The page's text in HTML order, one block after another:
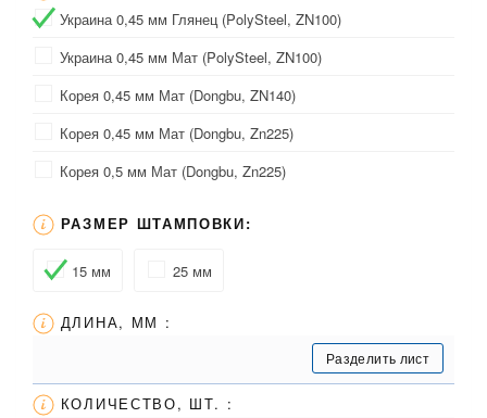
Украина 0,45 мм Глянец (PolySteel, ZN100)
Украина 0,45 мм Мат (PolySteel, ZN100)
Корея 0,45 мм Мат (Dongbu, ZN140)
Корея 0,45 мм Мат (Dongbu, Zn225)
Корея 0,5 мм Мат (Dongbu, Zn225)
РАЗМЕР ШТАМПОВКИ:
15 мм 25 мм
ДЛИНА, ММ :
Разделить лист
КОЛИЧЕСТВО, ШТ. :